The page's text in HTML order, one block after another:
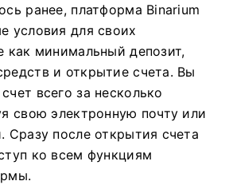
ранее, платформа Binarium
условия для своих
как минимальный депозит,
и открытие счета. Вы
всего за несколько
свою электронную почту или
Сразу после открытия счета
ко всем функциям